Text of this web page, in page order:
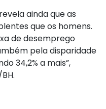
ainda que as
que os homens.
de desemprego
pela disparidade
34,2% a mais”,